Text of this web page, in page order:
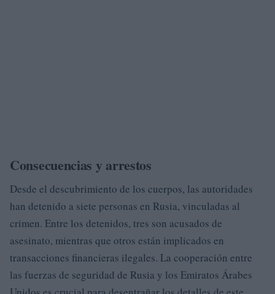
Consecuencias y arrestos
Desde el descubrimiento de los cuerpos, las autoridades
han detenido a siete personas en Rusia, vinculadas al
crimen. Entre los detenidos, tres son acusados de
asesinato, mientras que otros están implicados en
transacciones financieras ilegales. La cooperación entre
las fuerzas de seguridad de Rusia y los Emiratos Árabes